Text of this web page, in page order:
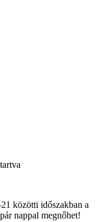
közötti időszakban a
nappal megnőhet!